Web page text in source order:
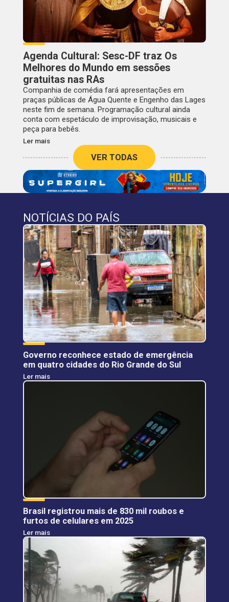
Agenda Cultural: Sesc-DF traz Os
Melhores do Mundo em sessões
gratuitas nas RAs
Companhia de comédia fará apresentações em
praças públicas de Água Quente e Engenho das Lages
neste fim de semana. Programação cultural ainda
conta com espetáculo de improvisação, musicais e
peça para bebês.
Ler mais
VER TODAS
NOTÍCIAS DO PAÍS
Governo reconhece estado de emergência
em quatro cidades do Rio Grande do Sul
Ler mais
Brasil registrou mais de 830 mil roubos e
furtos de celulares em 2025
Ler mais